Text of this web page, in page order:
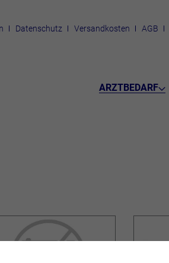
Datenschutz Versandkosten AGB
ARZTBEDARF